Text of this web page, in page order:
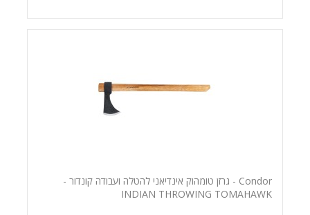
Condor - גרזן טומהוק אינדיאני להטלה ועבודה קונדור -
INDIAN THROWING TOMAHAWK